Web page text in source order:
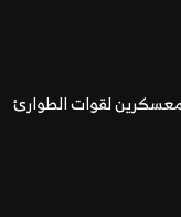
معسكرين لقوات الطوارئ